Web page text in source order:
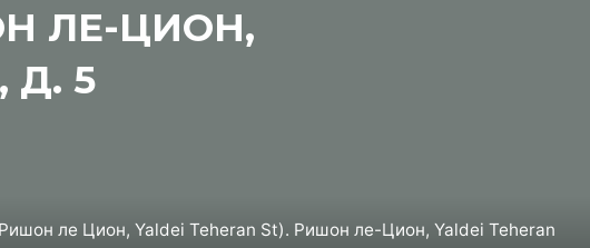
ЛЕ-ЦИОН,
Д. 5
ле Цион, Yaldei Teheran St). Ришон ле-Цион, Yaldei Teheran